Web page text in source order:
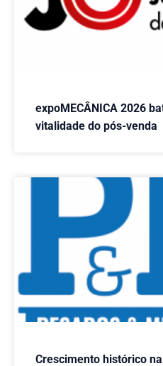
expoMECÂNICA 2026
vitalidade do pós-venda
Crescimento histórico